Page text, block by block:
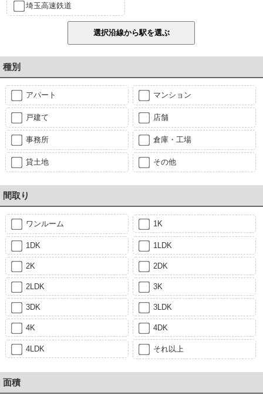
埼玉高速鉄道
種別
アパート マンション
戸建て 店舗
事務所 倉庫・工場
貸土地 その他
間取り
ワンルーム 1K
1DK 1LDK
2K 2DK
2LDK 3K
3DK 3LDK
4K 4DK
4LDK それ以上
面積